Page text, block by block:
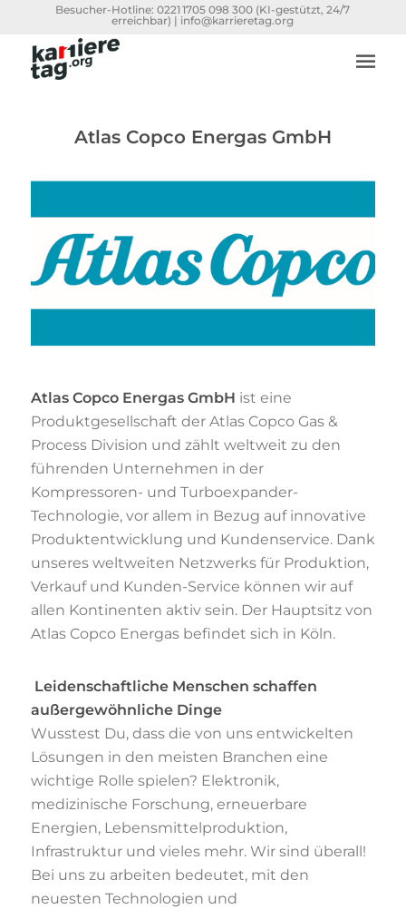
Besucher-Hotline:0221 1705 098 300 (KI-gestützt, 24/7
erreichbar) | info@karrieretag.org
Atlas Copco Energas GmbH
Atlas Copco Energas GmbH ist eine
Produktgesellschaft der Atlas Copco Gas &
Process Division und zählt weltweit zu den
führenden Unternehmen in der
Kompressoren- und Turboexpander-
Technologie, vor allem in Bezug auf innovative
Produktentwicklung und Kundenservice. Dank
unseres weltweiten Netzwerks für Produktion,
Verkauf und Kunden-Service können wir auf
allen Kontinenten aktiv sein. Der Hauptsitz von
Atlas Copco Energas befindet sich in Köln.
Leidenschaftliche Menschen schaffen
außergewöhnliche Dinge
Wusstest Du, dass die von uns entwickelten
Lösungen in den meisten Branchen eine
wichtige Rolle spielen? Elektronik,
medizinische Forschung, erneuerbare
Energien, Lebensmittelproduktion,
Infrastruktur und vieles mehr. Wir sind überall!
Bei uns zu arbeiten bedeutet, mit den
neuesten Technologien und